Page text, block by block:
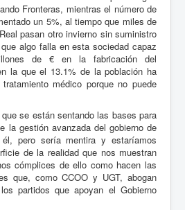
Fronteras, mientras el número de
un 5%, al tiempo que miles de
pasan otro invierno sin suministro
algo falla en esta sociedad capaz
de € en la fabricación del
la que el 13.1% de la población ha
médico porque no puede
se están sentando las bases para
la gestión avanzada del gobierno de
pero sería mentira y estaríamos
de la realidad que nos muestran
cómplices de ello como hacen las
que, como CCOO y UGT, abogan
partidos que apoyan el Gobierno